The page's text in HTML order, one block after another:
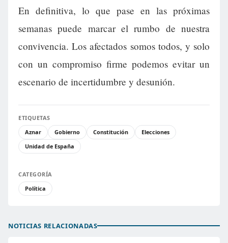
En definitiva, lo que pase en las próximas
semanas puede marcar el rumbo de nuestra
convivencia. Los afectados somos todos, y solo
con un compromiso firme podemos evitar un
escenario de incertidumbre y desunión.
ETIQUETAS
Aznar
Gobierno Constitución
Elecciones
Unidad de España
CATEGORÍA
Política
NOTICIAS RELACIONADAS